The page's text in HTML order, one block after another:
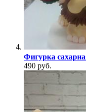
Фигурка
490 руб.